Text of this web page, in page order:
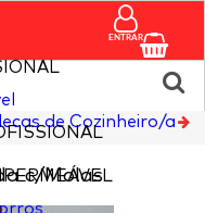
ENTRAR
de Cozinheiro/a
c/Molas